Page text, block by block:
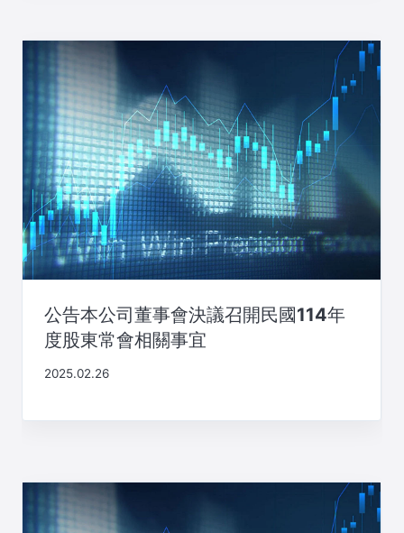
公告本公司董事會決議召開民國114年
度股東常會相關事宜
2025.02.26